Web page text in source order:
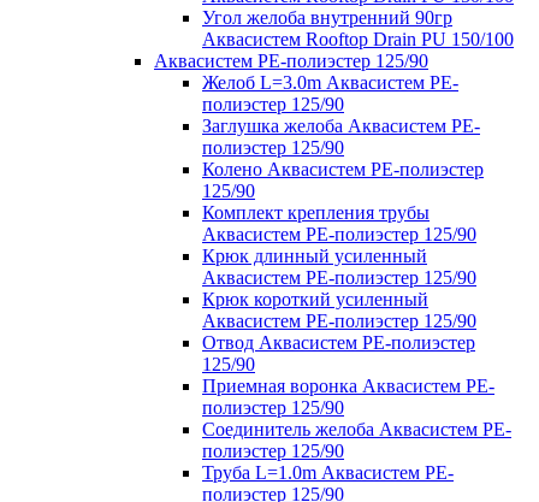
Угол желоба внутренний 90гр
Аквасистем Rooftop Drain PU 150/100
Аквасистем PE-полиэстер 125/90
Желоб L=3.0m Аквасистем PE-
полиэстер 125/90
Заглушка желоба Аквасистем PE-
полиэстер 125/90
Колено Аквасистем PE-полиэстер
125/90
Комплект крепления трубы
Аквасистем PE-полиэстер 125/90
Крюк длинный усиленный
Аквасистем PE-полиэстер 125/90
Крюк короткий усиленный
Аквасистем PE-полиэстер 125/90
Отвод Аквасистем РЕ-полиэстер
125/90
Приемная воронка Аквасистем PE-
полиэстер 125/90
Соединитель желоба Аквасистем PE-
полиэстер 125/90
Труба L=1.0m Аквасистем PE-
полиэстер 125/90